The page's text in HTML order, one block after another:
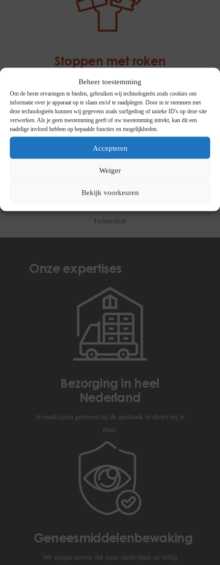
Beheer toestemming
Om de beste ervaringen te bieden, gebruiken wij technologieën zoals cookies om
informatie over je apparaat op te slaan en/of te raadplegen. Door in te stemmen met
deze technologieën kunnen wij gegevens zoals surfgedrag of unieke ID's op deze site
verwerken. Als je geen toestemming geeft of uw toestemming intrekt, kan dit een
nadelige invloed hebben op bepaalde functies en mogelijkheden.
Accepteren
Weiger
Bekijk voorkeuren
Stoppen met roken
Als je wel wíl stoppen, maar het lukt je niet alleen
Teriparatide
Teriparatide
Onze expertises
Bezorging in heel
Nederland
Je medicijnen geleverd bij de apotheek of direct bij je
thuis.
Geneesmiddelenbewaking
We zorgen ervoor dat jouw medicijnen zo veilig